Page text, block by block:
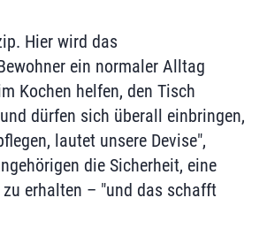
Hier wird das
ein normaler Alltag
Kochen helfen, den Tisch
dürfen sich überall einbringen,
lautet unsere Devise",
die Sicherheit, eine
erhalten – "und das schafft